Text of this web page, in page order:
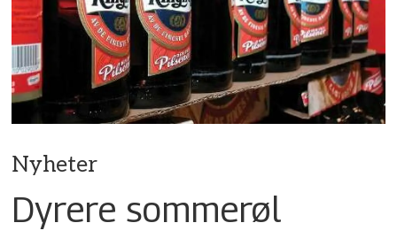
Nyheter
Dyrere sommerøl